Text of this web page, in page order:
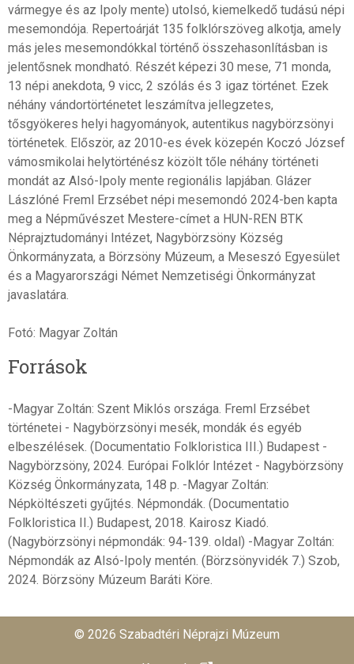
vármegye és az Ipoly mente) utolsó, kiemelkedő tudású népi
mesemondója. Repertoárját 135 folklórszöveg alkotja, amely
más jeles mesemondókkal történő összehasonlításban is
jelentősnek mondható. Részét képezi 30 mese, 71 monda,
13 népi anekdota, 9 vicc, 2 szólás és 3 igaz történet. Ezek
néhány vándortörténetet leszámítva jellegzetes,
tősgyökeres helyi hagyományok, autentikus nagybörzsönyi
történetek. Először, az 2010-es évek közepén Koczó József
vámosmikolai helytörténész közölt tőle néhány történeti
mondát az Alsó-Ipoly mente regionális lapjában. Glázer
Lászlóné Freml Erzsébet népi mesemondó 2024-ben kapta
meg a Népművészet Mestere-címet a HUN-REN BTK
Néprajztudományi Intézet, Nagybörzsöny Község
Önkormányzata, a Börzsöny Múzeum, a Meseszó Egyesület
és a Magyarországi Német Nemzetiségi Önkormányzat
javaslatára.
Fotó: Magyar Zoltán
Források
-Magyar Zoltán: Szent Miklós országa. Freml Erzsébet
történetei - Nagybörzsönyi mesék, mondák és egyéb
elbeszélések. (Documentatio Folkloristica III.) Budapest -
Nagybörzsöny, 2024. Európai Folklór Intézet - Nagybörzsöny
Község Önkormányzata, 148 p. -Magyar Zoltán:
Népköltészeti gyűjtés. Népmondák. (Documentatio
Folkloristica II.) Budapest, 2018. Kairosz Kiadó.
(Nagybörzsönyi népmondák: 94-139. oldal) -Magyar Zoltán:
Népmondák az Alsó-Ipoly mentén. (Börzsönyvidék 7.) Szob,
2024. Börzsöny Múzeum Baráti Köre.
© 2026 Szabadtéri Néprajzi Múzeum